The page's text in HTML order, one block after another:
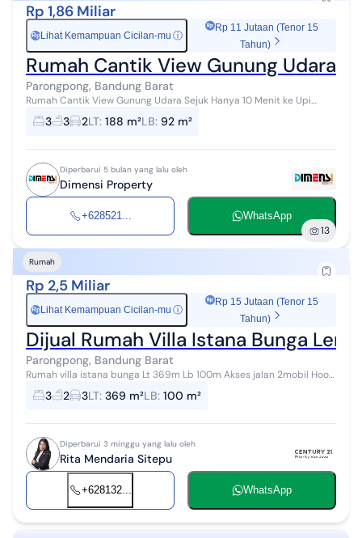
Rp 1,86 Miliar
RpLihat Kemampuan Cicilan-mu ⓘ
Rp 11 Jutaan (Tenor 15
Tahun)
Rumah Cantik View Gunung Udara
Parongpong, Bandung Barat
Rumah Cantik View Gunung Udara Sejuk Hanya 10 Menit ke Upi
Bayangkan punya rumah dengan udara sejuk khas pegunungan...
tapi aktivitas harian tetap...
3 3 2LT: 188 m²LB: 92 m²
Diperbarui 5 bulan yang lalu oleh
Dimensi Property
+628521... WhatsApp
13
Rumah
Rp 2,5 Miliar
RpLihat Kemampuan Cicilan-mu ⓘ
Rp 15 Jutaan (Tenor 15
Tahun)
Dijual Rumah Villa Istana Bunga
Parongpong, Bandung Barat
Rumah villa istana bunga Lt 369m Lb 100m Akses jalan 2mobil Hook
Hadap selatan Carport 3 mobil Udara sejuk ,bisa di sewakan Dijual
dgn furnished ...
3 2 3LT: 369 m²LB: 100 m²
Diperbarui 3 minggu yang lalu oleh
Rita Mendaria Sitepu
+628132... WhatsApp